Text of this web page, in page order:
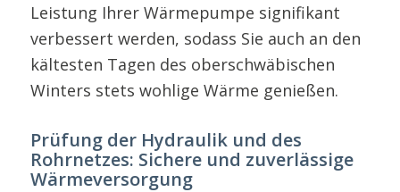
Leistung Ihrer Wärmepumpe signifikant
verbessert werden, sodass Sie auch an den
kältesten Tagen des oberschwäbischen
Winters stets wohlige Wärme genießen.
Prüfung der Hydraulik und des
Rohrnetzes: Sichere und zuverlässige
Wärmeversorgung